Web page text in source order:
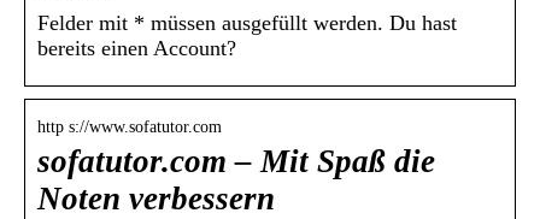
Felder mit * müssen ausgefüllt werden. Du hast
bereits einen Account?
http s://www.sofatutor.com
sofatutor.com – Mit Spaß die
Noten verbessern